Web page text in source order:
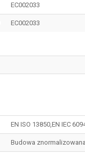
EC002033
EC002033
EN ISO 13850,EN IEC
Budowa znormalizowana